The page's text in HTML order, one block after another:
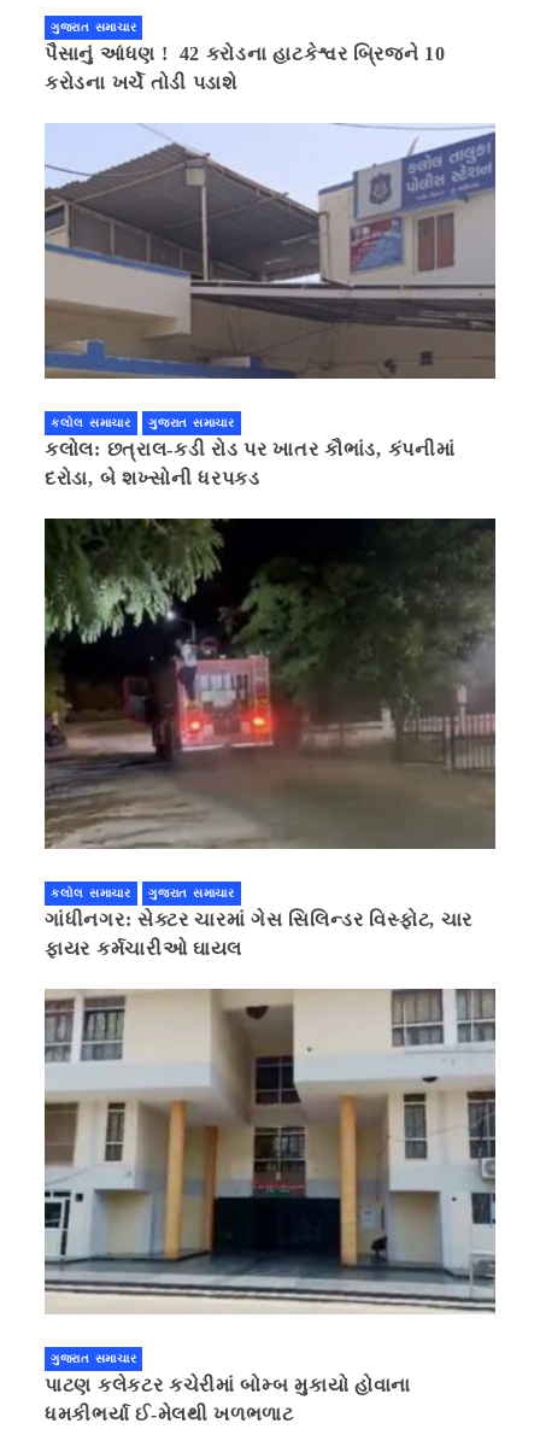
ગુજરાત સમાચાર
પૈસાનું આંધણ ! 42 કરોડના હાટકેશ્વર બ્રિજને 10
કરોડના ખર્ચે તોડી પડાશે
કલોલ સમાચાર ગુજરાત સમાચાર
કલોલ: છત્રાલ-કડી રોડ પર ખાતર કૌભાંડ, કંપનીમાં
દરોડા, બે શખ્સોની ધરપકડ
કલોલ સમાચાર ગુજરાત સમાચાર
ગાંધીનગર: સેક્ટર ચારમાં ગેસ સિલિન્ડર વિસ્ફોટ, ચાર
ફાયર કર્મચારીઓ ઘાયલ
ગુજરાત સમાચાર
પાટણ કલેકટર કચેરીમાં બોમ્બ મુકાયો હોવાના
ધમકીભર્યા ઈ-મેલથી ખળભળાટ